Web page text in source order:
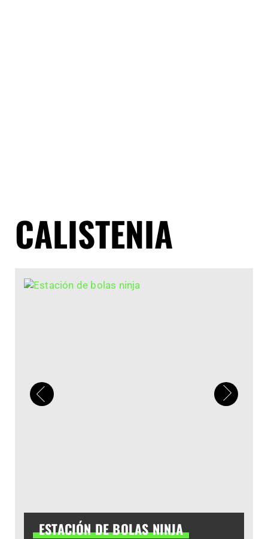
CALISTENIA
ESTACIÓN DE BOLAS NINJA